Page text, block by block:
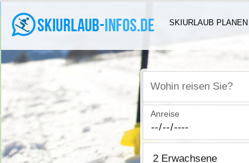
SKIURLAUB PLANEN
Wohin reisen Sie?
Anreise